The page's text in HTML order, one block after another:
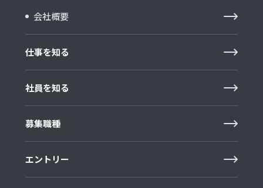
会社概要
仕事を知る
社員を知る
募集職種
エントリー